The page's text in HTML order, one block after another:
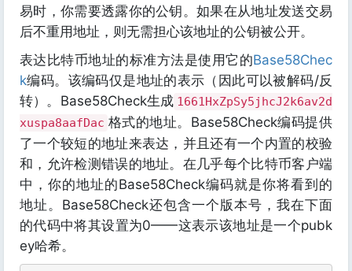
易时，你需要透露你的公钥。如果在从地址发送交易
后不重用地址，则无需担心该地址的公钥被公开。
表达比特币地址的标准方法是使用它的Base58Chec
k编码。该编码仅是地址的表示（因此可以被解码/反
转）。Base58Check生成 1661HxZpSy5jhcJ2k6av2d
xuspa8aafDac 格式的地址。Base58Check编码提供
了一个较短的地址来表达，并且还有一个内置的校验
和，允许检测错误的地址。在几乎每个比特币客户端
中，你的地址的Base58Check编码就是你将看到的
地址。Base58Check还包含一个版本号，我在下面
的代码中将其设置为0——这表示该地址是一个pubk
ey哈希。